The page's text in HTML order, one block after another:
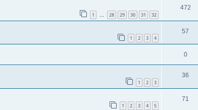
1 … 28 29 30 31 32
472
1 2 3 4
57
0
1 2 3
36
1 2 3 4 5
71